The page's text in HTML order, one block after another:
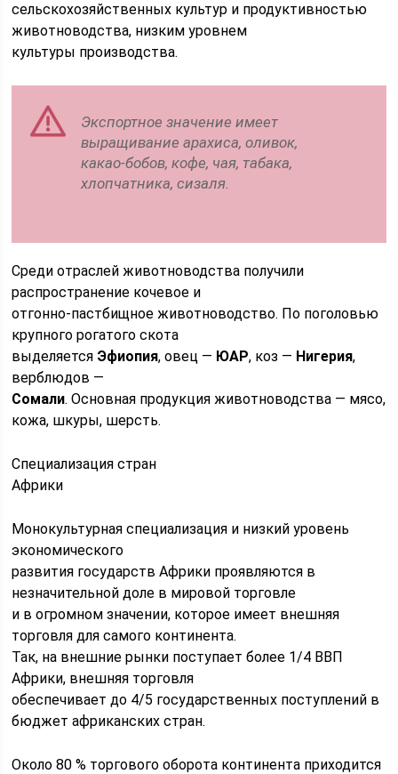
сельскохозяйственных культур и продуктивностью
животноводства, низким уровнем
культуры производства.
Экспортное значение имеет
выращивание арахиса, оливок,
какао-бобов, кофе, чая, табака,
хлопчатника, сизаля.
Среди отраслей животноводства получили
распространение кочевое и
отгонно-пастбищное животноводство. По поголовью
крупного рогатого скота
выделяется Эфиопия, овец — ЮАР, коз — Нигерия,
верблюдов —
Сомали. Основная продукция животноводства — мясо,
кожа, шкуры, шерсть.
Специализация стран
Африки
Монокультурная специализация и низкий уровень
экономического
развития государств Африки проявляются в
незначительной доле в мировой торговле
и в огромном значении, которое имеет внешняя
торговля для самого континента.
Так, на внешние рынки поступает более 1/4 ВВП
Африки, внешняя торговля
обеспечивает до 4/5 государственных поступлений в
бюджет африканских стран.
Около 80 % торгового оборота континента приходится